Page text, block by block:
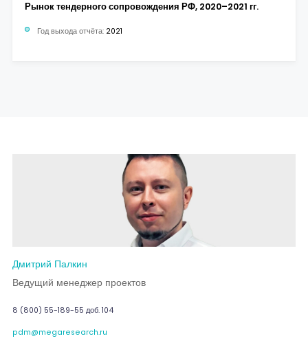
Рынок тендерного сопровождения РФ, 2020–2021 гг.
Год выхода отчёта: 2021
Дмитрий Палкин
Ведущий менеджер проектов
8 (800) 55-189-55 доб. 104
pdm@megaresearch.ru